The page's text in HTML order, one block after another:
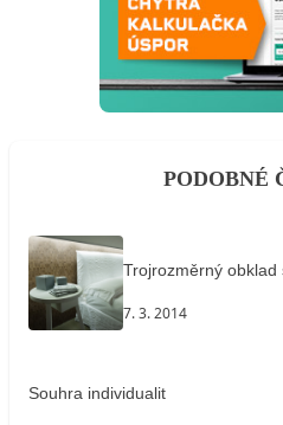
PODOBNÉ
Trojrozměrný
7. 3. 2014
Souhra individualit